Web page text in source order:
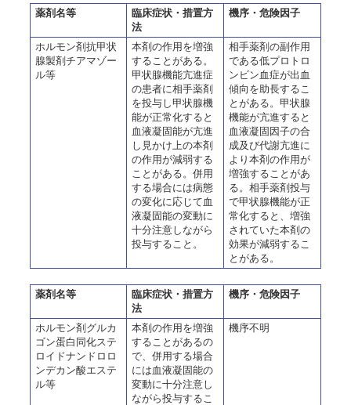
薬剤名等
臨床症状・措置方
法
機序・危険因子
ホルモン剤抗甲状
腺製剤チアマゾー
ル等
本剤の作用を増強
することがある。
甲状腺機能亢進症
の患者に相手薬剤
を投与し甲状腺機
能が正常化すると
血液凝固能が亢進
し見かけ上の本剤
の作用が減弱する
ことがある。併用
する場合には病態
の変化に応じて血
液凝固能の変動に
十分注意しながら
投与すること。
相手薬剤の副作用
である低プロトロ
ンビン血症が出血
傾向を助長するこ
とがある。甲状腺
機能が亢進すると
血液凝固因子の合
成及び代謝亢進に
より本剤の作用が
増強することがあ
る。相手薬剤投与
で甲状腺機能が正
常化すると、増強
されていた本剤の
効果が減弱するこ
とがある。
薬剤名等
臨床症状・措置方
法
機序・危険因子
ホルモン剤グルカ
ゴン蛋白同化ステ
ロイドナンドロロ
ンデカン酸エステ
ル等
本剤の作用を増強
することがあるの
で、併用する場合
には血液凝固能の
変動に十分注意し
ながら投与するこ
機序不明